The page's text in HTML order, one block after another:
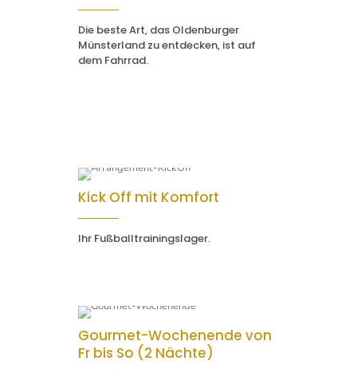
Die beste Art, das Oldenburger
Münsterland zu entdecken, ist auf
dem Fahrrad.
Kick Off mit Komfort
Ihr Fußballtrainingslager.
Gourmet-Wochenende von
Fr bis So (2 Nächte)